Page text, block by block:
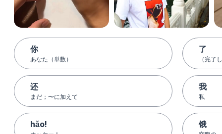
你
あなた（単数）
还
まだ；〜に加えて
hǎo!
了
（完了
我
私
饿